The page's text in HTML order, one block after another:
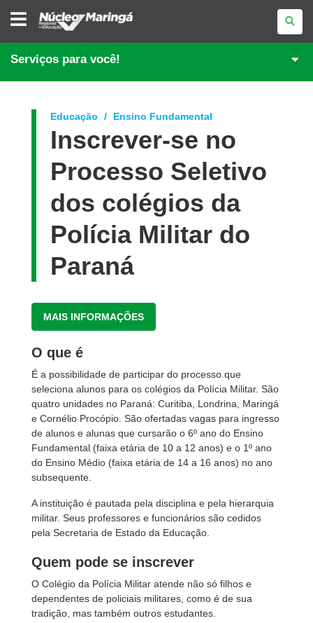
NÚCLEO
REGIONAL
EDUCAÇÃO
DE
MARINGÁ
Serviços para você!
Educação Ensino Fundamental
Inscrever-se no
Processo Seletivo
dos colégios da
Polícia Militar do
Paraná
MAIS INFORMAÇÕES
O que é
É a possibilidade de participar do processo que
seleciona alunos para os colégios da Polícia Militar. São
quatro unidades no Paraná: Curitiba, Londrina, Maringá
e Cornélio Procópio. São ofertadas vagas para ingresso
de alunos e alunas que cursarão o 6º ano do Ensino
Fundamental (faixa etária de 10 a 12 anos) e o 1º ano
do Ensino Médio (faixa etária de 14 a 16 anos) no ano
subsequente.
A instituição é pautada pela disciplina e pela hierarquia
militar. Seus professores e funcionários são cedidos
pela Secretaria de Estado da Educação.
Quem pode se inscrever
O Colégio da Polícia Militar atende não só filhos e
dependentes de policiais militares, como é de sua
tradição, mas também outros estudantes.